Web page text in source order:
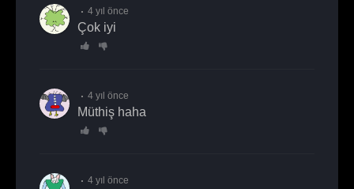
4 yıl önce
Çok iyi
4 yıl önce
müthiş haha
4 yıl önce